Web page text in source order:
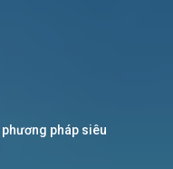
pháp siêu